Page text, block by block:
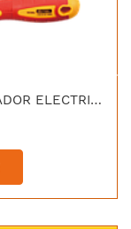
[DES06J] UYUSTOOLS DESTORNILLADOR ELECTRICISTA 6PCS VDE540